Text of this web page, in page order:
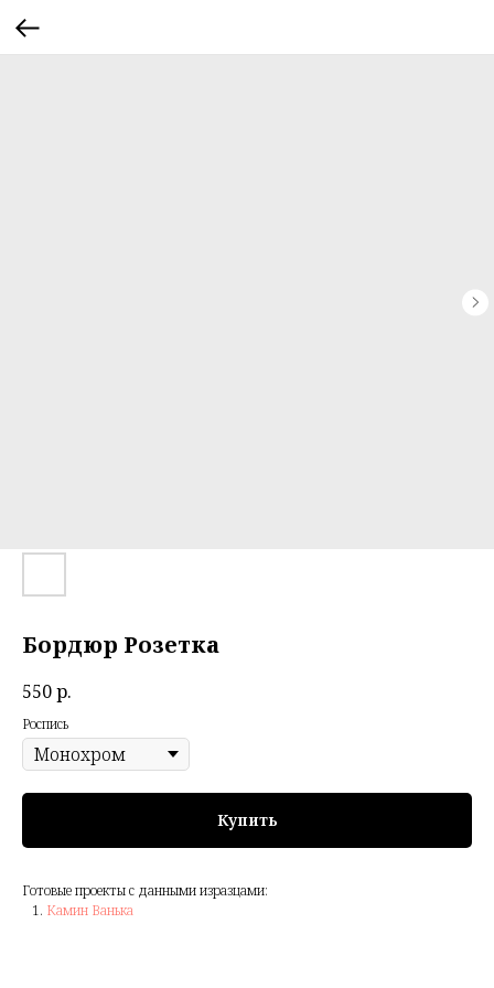
Бордюр Розетка
550р.
Роспись
Купить
Готовые проекты с данными изразцами:
Камин Ванька